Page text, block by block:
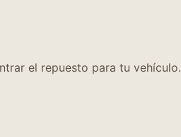
el repuesto para tu vehículo.